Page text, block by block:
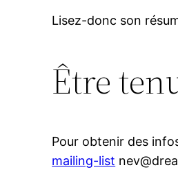
Lisez-donc son
Être
Pour obtenir des
mailing-list